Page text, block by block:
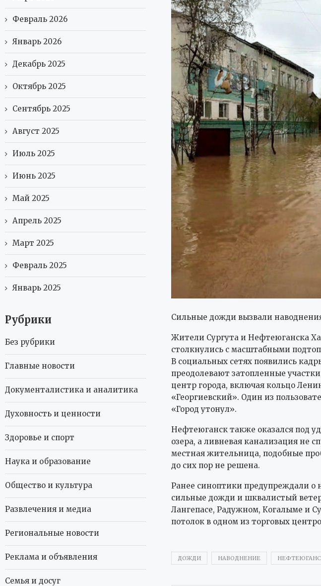
Сильные дожди вызвали
Жители Сургута и Нефтеюганска
столкнулись с масштабными
В социальных сетях появились
преодолевают затопленные
центр города, включая кольцо
«Георгиевский». Один из
«Город утонул».
Нефтеюганск также оказался под
озера, а ливневая канализация не
местная жительница, подобные
до сих пор не решена.
Ранее синоптики предупреждали о
сильные дожди и шквалистый
Лангепасе, Радужном, Когалыме и
потолок в одном из торговых
ДОЖДИ НАВОДНЕНИЕ
Февраль 2026
Январь 2026
Декабрь 2025
Октябрь 2025
Сентябрь 2025
Август 2025
Июль 2025
Июнь 2025
Май 2025
Апрель 2025
Март 2025
Февраль 2025
Январь 2025
Рубрики
Без рубрики
Главные новости
Документалистика и аналитика
Духовность и ценности
Здоровье и спорт
Наука и образование
Общество и культура
Развлечения и медиа
Региональные новости
Реклама и объявления
Семья и досуг